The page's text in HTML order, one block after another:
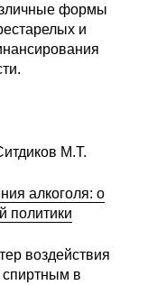
формы
и
М.Т.
алкоголя: о
политики
воздействия
спиртным в